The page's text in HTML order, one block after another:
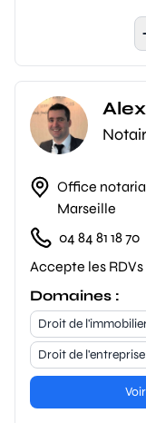
Office
Marseille
04 84 81 18 70
Accepte les RDVs
Domaines :
Droit de
Droit de l'entreprise